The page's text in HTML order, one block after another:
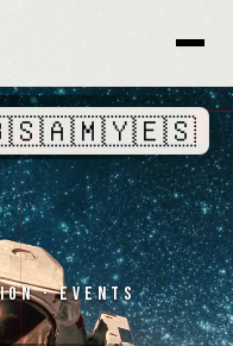
█
· Events
🇸🇦🇲🇾🇪🇸